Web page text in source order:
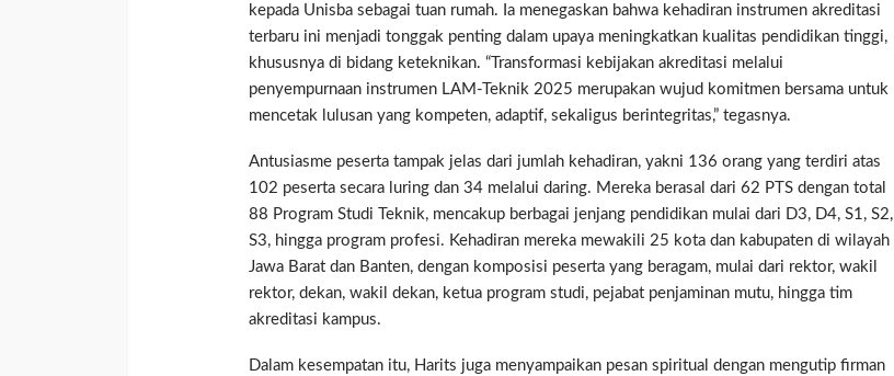
kepada Unisba sebagai tuan rumah. Ia menegaskan bahwa kehadiran instrumen akreditasi
terbaru ini menjadi tonggak penting dalam upaya meningkatkan kualitas pendidikan tinggi,
khususnya di bidang keteknikan. “Transformasi kebijakan akreditasi melalui
penyempurnaan instrumen LAM-Teknik 2025 merupakan wujud komitmen bersama untuk
mencetak lulusan yang kompeten, adaptif, sekaligus berintegritas,” tegasnya.
Antusiasme peserta tampak jelas dari jumlah kehadiran, yakni 136 orang yang terdiri atas
102 peserta secara luring dan 34 melalui daring. Mereka berasal dari 62 PTS dengan total
88 Program Studi Teknik, mencakup berbagai jenjang pendidikan mulai dari D3, D4, S1, S2,
S3, hingga program profesi. Kehadiran mereka mewakili 25 kota dan kabupaten di wilayah
Jawa Barat dan Banten, dengan komposisi peserta yang beragam, mulai dari rektor, wakil
rektor, dekan, wakil dekan, ketua program studi, pejabat penjaminan mutu, hingga tim
akreditasi kampus.
Dalam kesempatan itu, Harits juga menyampaikan pesan spiritual dengan mengutip firman